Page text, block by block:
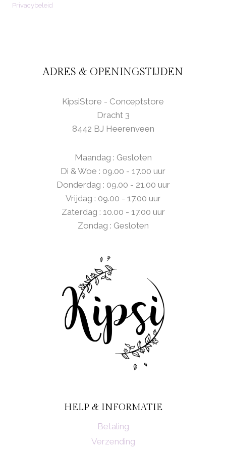
Privacybeleid
ADRES & OPENINGSTIJDEN
KipsiStore - Conceptstore
Dracht 3
8442 BJ Heerenveen
Maandag : Gesloten
Di & Woe : 09.00 - 17.00 uur
Donderdag : 09.00 - 21.00 uur
Vrijdag : 09.00 - 17.00 uur
Zaterdag : 10.00 - 17.00 uur
Zondag : Gesloten
HELP & INFORMATIE
Betaling
Verzending